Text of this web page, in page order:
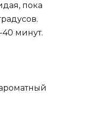
пока
минут.